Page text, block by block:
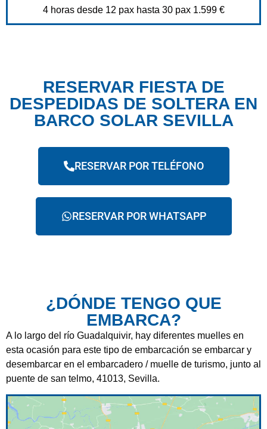
4 horas desde 12 pax hasta 30 pax 1.599 €
RESERVAR FIESTA DE
DESPEDIDAS DE SOLTERA EN
BARCO SOLAR SEVILLA
RESERVAR POR TELÉFONO
RESERVAR POR WHATSAPP
¿DÓNDE TENGO QUE
EMBARCA?
A lo largo del río Guadalquivir, hay diferentes muelles en
esta ocasión para este tipo de embarcación se embarcar y
desembarcar en el embarcadero / muelle de turismo, junto al
puente de san telmo, 41013, Sevilla.